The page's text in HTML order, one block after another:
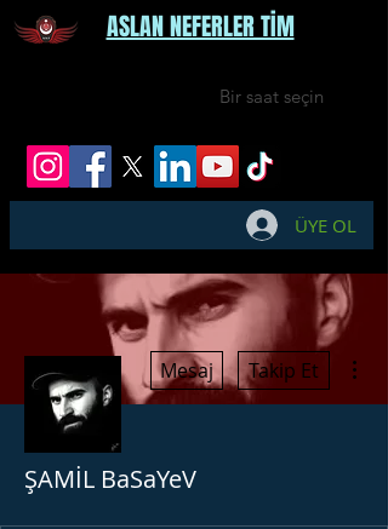
ASLAN NEFERLER TİM
Bir saat seçin
ÜYE OL
Mesaj Takip Et
ŞAMİL BaSaYeV